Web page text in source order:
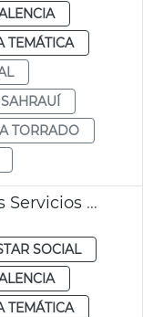
TEMÁTICA
TORRADO
Encuesta personas usuarias Servicios Sociales València
SOCIAL
TEMÁTICA